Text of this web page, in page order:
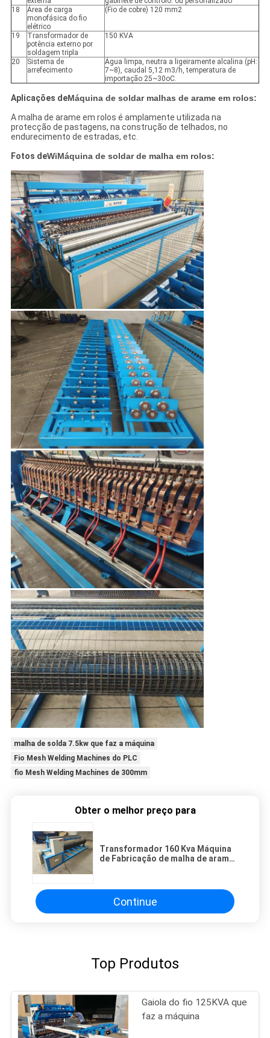
18
Área de carga
monofásica do fio
elétrico
(Fio de cobre) 120 mm2
19
Transformador de
potência externo por
soldagem tripla
150 KVA
20
Sistema de
arrefecimento
Água limpa, neutra a ligeiramente alcalina (pH:
7~8), caudal 5,12 m3/h, temperatura de
importação 25~30oC.
Aplicações deMáquina de soldar malhas de arame em rolos:
A malha de arame em rolos é amplamente utilizada na
protecção de pastagens, na construção de telhados, no
endurecimento de estradas, etc.
Fotos deWiMáquina de soldar de malha em rolos:
malha de solda 7.5kw que faz a máquina
Fio Mesh Welding Machines do PLC
fio Mesh Welding Machines de 300mm
Obter o melhor preço para
Transformador 160 Kva Máquina
de Fabricação de malha de arame
Continue
Top Produtos
Gaiola do fio 125KVA que
faz a máquina